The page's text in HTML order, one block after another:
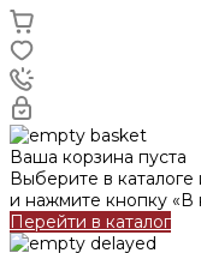
Ваша корзина пуста
Выберите в
и нажмите кнопку «В
Перейти в каталог